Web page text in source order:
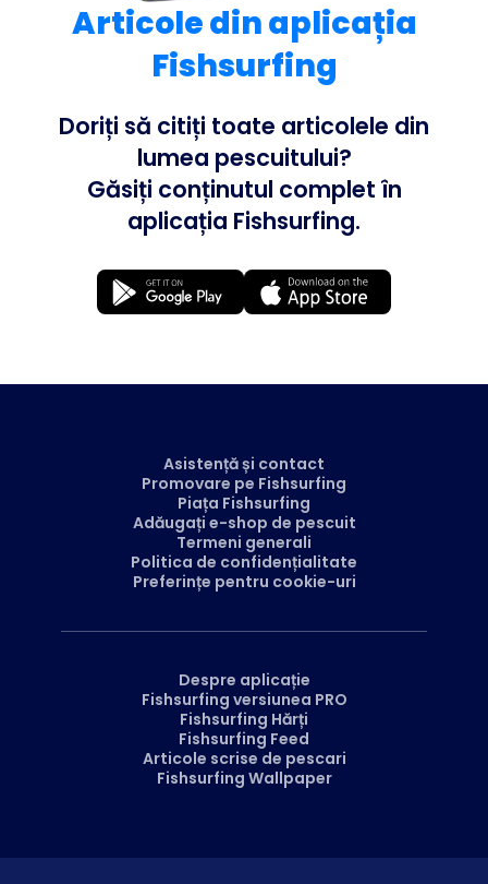
Articole din aplicația
Fishsurfing
Doriți să citiți toate articolele din
lumea pescuitului?
Găsiți conținutul complet în
aplicația Fishsurfing.
Asistență și contact
Promovare pe Fishsurfing
Piața Fishsurfing
Adăugați e-shop de pescuit
Termeni generali
Politica de confidențialitate
Preferințe pentru cookie-uri
Despre aplicație
Fishsurfing versiunea PRO
Fishsurfing Hărți
Fishsurfing Feed
Articole scrise de pescari
Fishsurfing Wallpaper